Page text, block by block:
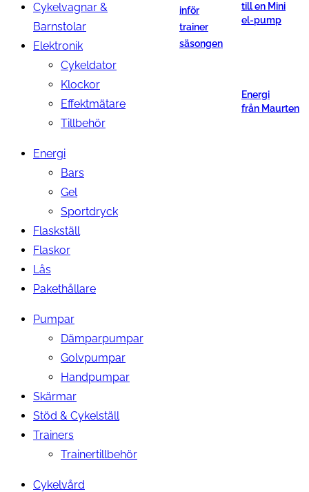
Cykelvagnar &
Barnstolar
Elektronik
Cykeldator
Klockor
Effektmätare
Tillbehör
Energi
Bars
Gel
Sportdryck
Flaskställ
Flaskor
Lås
Pakethållare
Pumpar
Dämparpumpar
Golvpumpar
Handpumpar
Skärmar
Stöd & Cykelställ
Trainers
Trainertillbehör
Cykelvård
inför
trainer
säsongen
till en Mini
el-pump
Energi
från Maurten